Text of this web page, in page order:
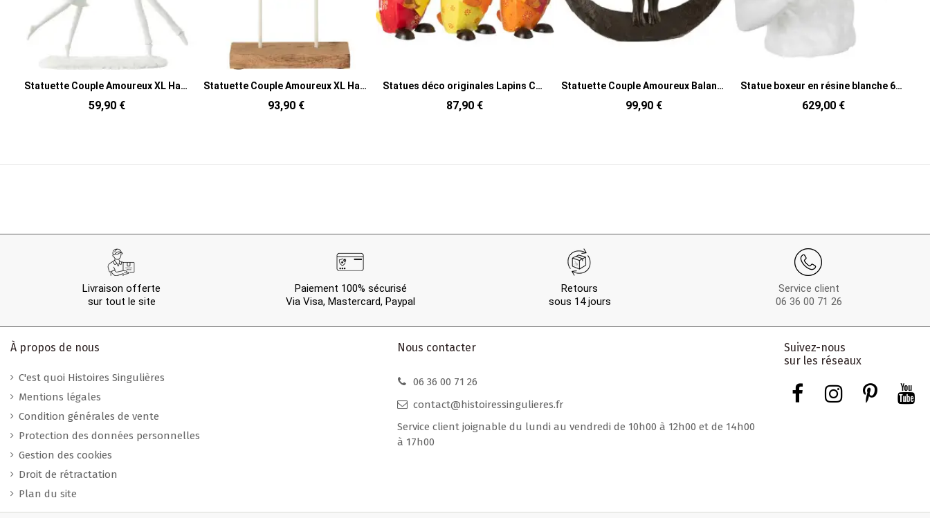
93,90 €
Statues déco originales Lapins Coeurs Hauteur 26 cm en Métal Rouge Jaune Orange Quinelle (Lot de 3)
87,90 € 99,90 € 629,00 € 579,00 €
Livraison offerte
sur tout le site
Paiement 100% sécurisé
Via Visa, Mastercard, Paypal
Retours
sous 14 jours
Service client
06 36 00 71 26
À propos de nous
C'est quoi Histoires Singulières
Mentions légales
Condition générales de vente
Protection des données personnelles
Gestion des cookies
Droit de rétractation
Plan du site
Nous contacter
06 36 00 71 26
contact@histoiressingulieres.fr
Service client joignable du lundi au vendredi de 10h00 à 12h00 et de 14h00
à 17h00
Suivez-nous
sur les réseaux